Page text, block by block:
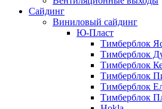
Сайдинг
Виниловый сайдинг
Ю-Пласт
Тимберблок
Тимберблок
Тимберблок
Тимберблок
Тимберблок
Тимберблок